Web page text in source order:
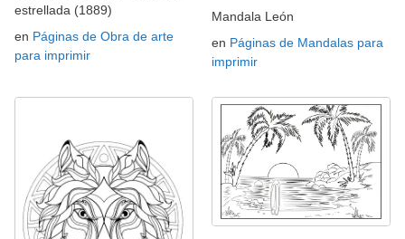
estrellada (1889)
en Páginas de Obra de arte
para imprimir
Mandala León
en Páginas de Mandalas para
imprimir